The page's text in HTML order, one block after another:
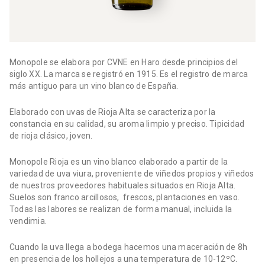
Monopole se elabora por CVNE en Haro desde principios del
siglo XX. La marca se registró en 1915. Es el registro de marca
más antiguo para un vino blanco de España.
Elaborado con uvas de Rioja Alta se caracteriza por la
constancia en su calidad, su aroma limpio y preciso. Tipicidad
de rioja clásico, joven.
Monopole Rioja es un vino blanco elaborado a partir de la
variedad de uva viura, proveniente de viñedos propios y viñedos
de nuestros proveedores habituales situados en Rioja Alta.
Suelos son franco arcillosos, frescos, plantaciones en vaso.
Todas las labores se realizan de forma manual, incluida la
vendimia.
Cuando la uva llega a bodega hacemos una maceración de 8h
en presencia de los hollejos a una temperatura de 10-12ºC.